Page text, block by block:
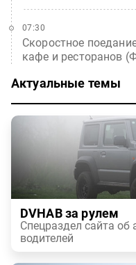
Скоростное
кафе и ресторанов
07:30
Актуальные темы
DVHAB за рулем
Спецраздел сайта об
водителей